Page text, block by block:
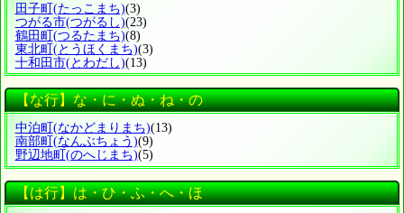
田子町(たっこまち)(3)
つがる市(つがるし)(23)
鶴田町(つるたまち)(8)
東北町(とうほくまち)(3)
十和田市(とわだし)(13)
【な行】な・に・ぬ・ね・の
中泊町 (なかどまりまち)(13)
南部町 (なんぶちょう)(9)
野辺地町 (のへじまち)(5)
【は行】は・ひ・ふ・へ・ほ